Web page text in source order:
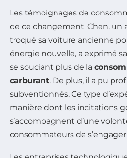
Les témoignages de
de ce changement. Chen, un
troqué sa voiture ancienne
énergie nouvelle, a exprimé
se souciant plus de la
carburant. De plus, il a pu
subventionnés. Ce type
manière dont les incitations
s’accompagnent d’une
consommateurs de s’engager